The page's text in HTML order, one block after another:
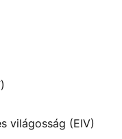
világosság (EIV)